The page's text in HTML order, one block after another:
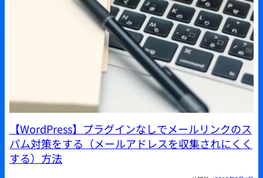
【WordPress】プラグインなしでメールリンクのス
パム対策をする（メールアドレスを収集されにくく
する）方法